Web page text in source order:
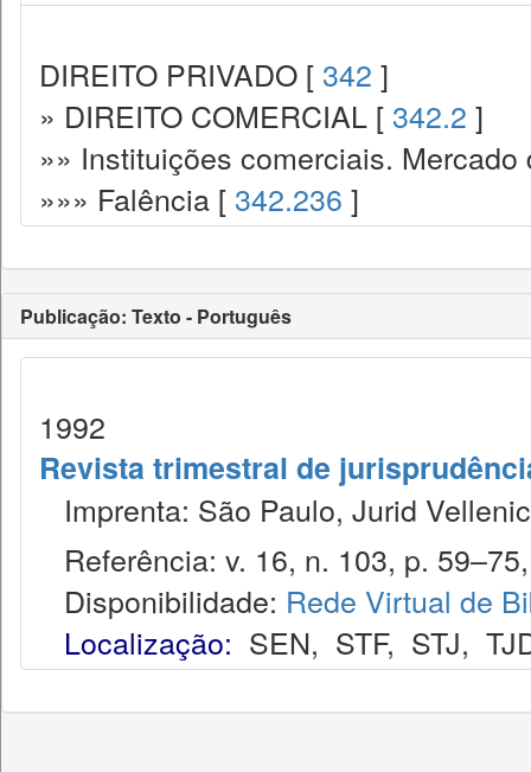
DIREITO PRIVADO [ 342 ]
» DIREITO COMERCIAL [ 342.2 ]
»» Instituições comerciais.
»»» Falência [ 342.236 ]
Publicação: Texto - Português
1992
Revista trimestral de
Imprenta: São Paulo, Jurid
Referência: v. 16, n. 103, p.
Disponibilidade: Rede Virtual de
Localização: SEN, STF, STJ,